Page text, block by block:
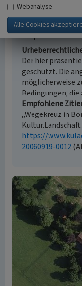
Empfohlene
Der hier
geschützt. Die
möglicherweise
Bedingungen, die
Empfohlene
„Wegekreuz in
https://
20060919-0012
Webanalyse